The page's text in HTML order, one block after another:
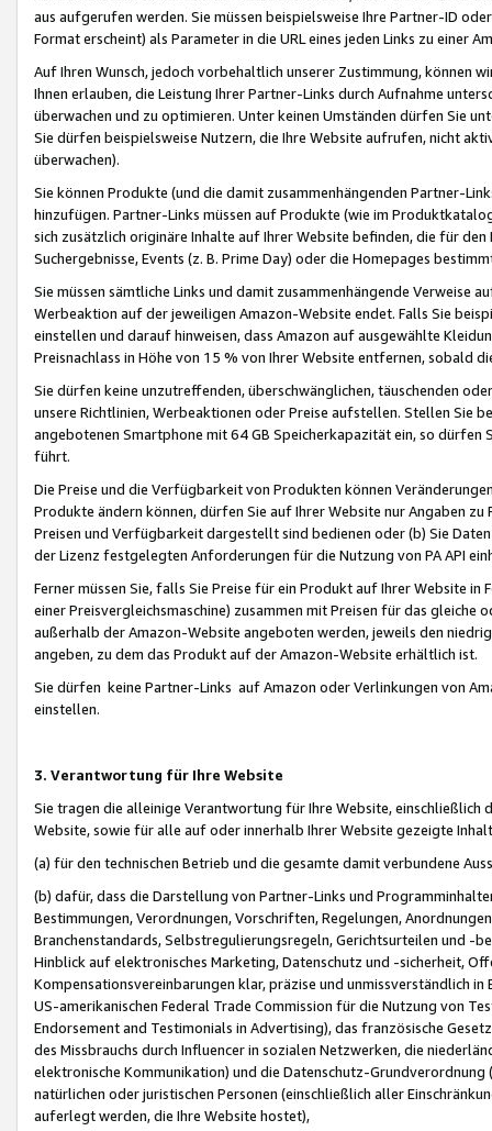
aus aufgerufen werden. Sie müssen beispielsweise Ihre Partner-ID
Format erscheint) als Parameter in die URL eines jeden Links zu einer
Auf Ihren Wunsch, jedoch vorbehaltlich unserer Zustimmung, können
Ihnen erlauben, die Leistung Ihrer Partner-Links durch Aufnahme
überwachen und zu optimieren. Unter keinen Umständen dürfen Sie
Sie dürfen beispielsweise Nutzern, die Ihre Website aufrufen, nicht
überwachen).
Sie können Produkte (und die damit zusammenhängenden Partner-
hinzufügen. Partner-Links müssen auf Produkte (wie im
sich zusätzlich originäre Inhalte auf Ihrer Website befinden, die für
Suchergebnisse, Events (z. B. Prime Day) oder die Homepages
Sie müssen sämtliche Links und damit zusammenhängende
Werbeaktion auf der jeweiligen Amazon-Website endet. Falls Sie
einstellen und darauf hinweisen, dass Amazon auf ausgewählte
Preisnachlass in Höhe von 15 % von Ihrer Website entfernen, sobald
Sie dürfen keine unzutreffenden, überschwänglichen, täuschenden
unsere Richtlinien, Werbeaktionen oder Preise aufstellen. Stellen Sie
angebotenen Smartphone mit 64 GB Speicherkapazität ein, so dürfen
führt.
Die Preise und die Verfügbarkeit von Produkten können
Produkte ändern können, dürfen Sie auf Ihrer Website nur Angaben
Preisen und Verfügbarkeit dargestellt sind bedienen oder (b) Sie
der Lizenz festgelegten Anforderungen für die Nutzung von PA API
Ferner müssen Sie, falls Sie Preise für ein Produkt auf Ihrer Website
einer Preisvergleichsmaschine) zusammen mit Preisen für das
außerhalb der Amazon-Website angeboten werden, jeweils den
angeben, zu dem das Produkt auf der Amazon-Website erhältlich ist.
Sie dürfen keine Partner-Links auf Amazon oder Verlinkungen von
einstellen.
3. Verantwortung für Ihre Website
Sie tragen die alleinige Verantwortung für Ihre Website,
Website, sowie für alle auf oder innerhalb Ihrer Website gezeigte
(a) für den technischen Betrieb und die gesamte damit verbundene
(b) dafür, dass die Darstellung von Partner-Links und
Bestimmungen, Verordnungen, Vorschriften, Regelungen,
Branchenstandards, Selbstregulierungsregeln, Gerichtsurteilen und -
Hinblick auf elektronisches Marketing, Datenschutz und -sicherheit,
Kompensationsvereinbarungen klar, präzise und unmissverständlich
US-amerikanischen Federal Trade Commission für die Nutzung von
Endorsement and Testimonials in Advertising), das französische
des Missbrauchs durch Influencer in sozialen Netzwerken, die
elektronische Kommunikation) und die Datenschutz-
natürlichen oder juristischen Personen (einschließlich aller
auferlegt werden, die Ihre Website hostet),